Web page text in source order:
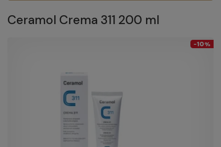
Ceramol Crema 311 200 ml
-10%